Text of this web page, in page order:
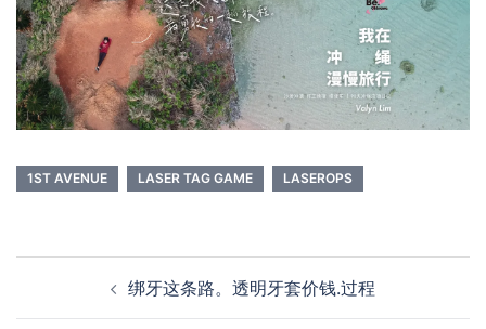
1ST AVENUE LASER TAG GAME LASEROPS
navigation绑牙这条路。透明牙套价钱.过程